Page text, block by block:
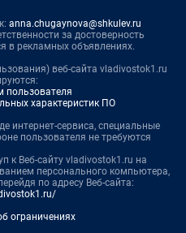
anna.chugaynova@shkulev.ru
за достоверность
в рекламных объявлениях.
веб-сайта vladivostok1.ru
пользователя
характеристик ПО
интернет-сервиса, специальные
пользователя не требуются
к Веб-сайту vladivostok1.ru на
персонального компьютера,
по адресу Веб-сайта:
ограничениях